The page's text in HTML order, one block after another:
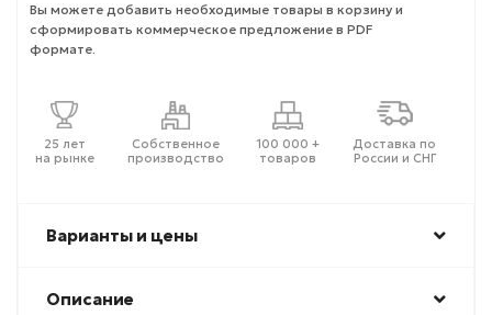
Вы можете добавить необходимые товары в корзину и
сформировать коммерческое предложение в PDF
формате.
25 лет
на рынке
Собственное
производство
100 000 +
товаров
Доставка по
России и СНГ
Варианты и цены
Описание